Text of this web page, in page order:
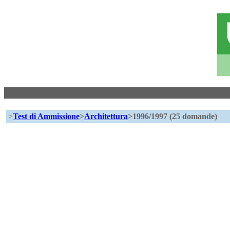
>Test di Ammissione>Architettura>1996/1997 (25 domande)